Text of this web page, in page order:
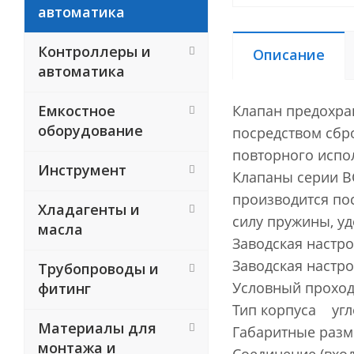
Описание
Клапан
посредством
повторного
Клапаны серии
производится
силу пружины,
Заводская
Заводская
Условный
Тип корпуса
Габаритные
автоматика
Контроллеры и
автоматика
Емкостное
оборудование
Инструмент
Хладагенты и
масла
Трубопроводы и
фитинг
Материалы для
монтажа и